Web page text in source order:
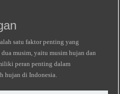
satu faktor penting yang
musim, yaitu musim hujan dan
peran penting dalam
hujan di Indonesia.